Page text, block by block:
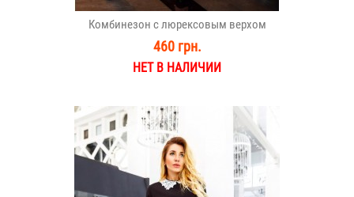
Комбинезон с люрексовым верхом
460 грн.
НЕТ В НАЛИЧИИ